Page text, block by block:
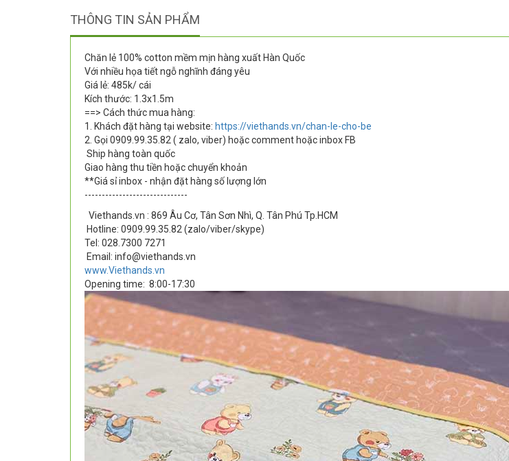
THÔNG TIN SẢN PHẨM
Chăn lẻ 100% cotton mềm mịn hàng xuất Hàn Quốc
Với nhiều họa tiết ngỗ nghĩnh đáng yêu
Giá lẻ: 485k/ cái
Kích thước: 1.3x1.5m
==> Cách thức mua hàng:
1. Khách đặt hàng tại website: https://viethands.vn/chan-le-cho-be
2. Gọi 0909.99.35.82 ( zalo, viber) hoặc comment hoặc inbox FB
Ship hàng toàn quốc
Giao hàng thu tiền hoặc chuyển khoản
**Giá sỉ inbox - nhận đặt hàng số lượng lớn
------------------------------
Viethands.vn : 869 Âu Cơ, Tân Sơn Nhì, Q. Tân Phú Tp.HCM
Hotline: 0909.99.35.82 (zalo/viber/skype)
Tel: 028.7300 7271
Email: info@viethands.vn
www.Viethands.vn
Opening time: 8:00-17:30